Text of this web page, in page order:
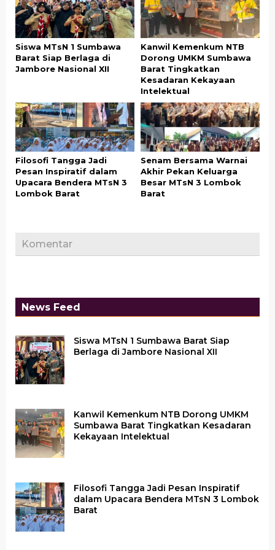
Siswa MTsN 1 Sumbawa
Barat Siap Berlaga di
Jambore Nasional XII
Kanwil Kemenkum NTB
Dorong UMKM Sumbawa
Barat Tingkatkan
Kesadaran Kekayaan
Intelektual
Filosofi Tangga Jadi
Pesan Inspiratif dalam
Upacara Bendera MTsN 3
Lombok Barat
Senam Bersama Warnai
Akhir Pekan Keluarga
Besar MTsN 3 Lombok
Barat
Komentar
News Feed
Siswa MTsN 1 Sumbawa Barat Siap
Berlaga di Jambore Nasional XII
Kanwil Kemenkum NTB Dorong UMKM
Sumbawa Barat Tingkatkan Kesadaran
Kekayaan Intelektual
Filosofi Tangga Jadi Pesan Inspiratif
dalam Upacara Bendera MTsN 3 Lombok
Barat